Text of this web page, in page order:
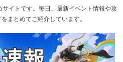
イトです。毎日、最新イベント情報や攻
まとめてご紹介しています。